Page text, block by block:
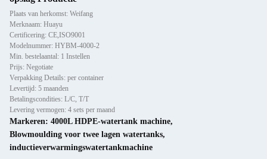
Plaats van herkomst: Weifang
Merknaam: Huayu
Certificering: CE,ISO9001
Modelnummer: HYBM-4000-2
Min. bestelaantal: 1 Instellen
Prijs: Negotiate
Verpakking Details: per container
Levertijd: 5 maanden
Betalingscondities: L/C, T/T
Levering vermogen: 4 sets per maand
Markeren: 4000L HDPE-watertank machine,
Blowmoulding voor twee lagen watertanks,
inductieverwarmingswatertankmachine